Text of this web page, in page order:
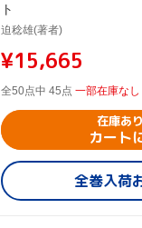
ト
迫稔雄(著者)
¥15,665
全50点中 45点 一部在庫なし
在庫あ
カート
全巻入荷